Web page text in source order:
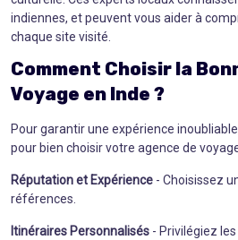
indiennes, et peuvent vous aider à
chaque site visité.
Comment Choisir la
Voyage en Inde ?
Pour garantir une expérience
pour bien choisir votre agence de
Réputation et Expérience - Choisissez
références.
Itinéraires Personnalisés - Privilégiez